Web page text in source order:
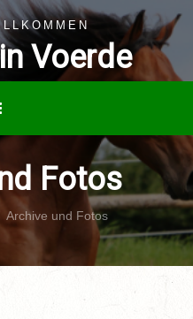
Voerde
Fotos
Archive und Fotos